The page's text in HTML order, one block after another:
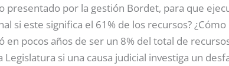
por la gestión Bordet, para que
si este significa el 61% de los recursos?
en pocos años de ser un 8% del total de
si una causa judicial investiga un